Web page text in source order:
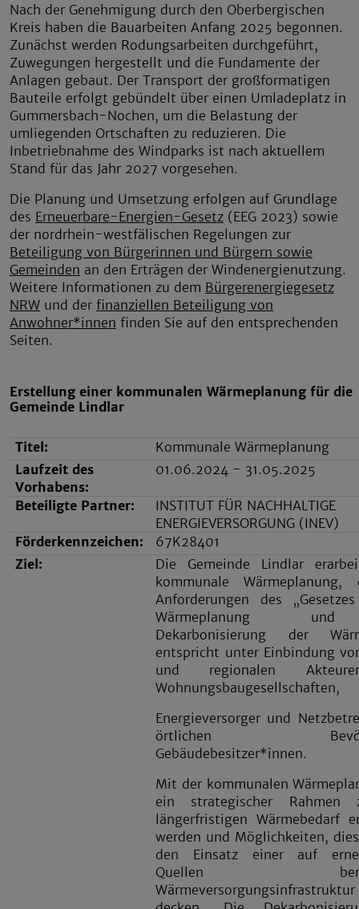
Nach der Genehmigung durch den Oberbergischen
Kreis haben die Bauarbeiten Anfang 2025 begonnen.
Zunächst werden Rodungsarbeiten durchgeführt,
Zuwegungen hergestellt und die Fundamente der
Anlagen gebaut. Der Transport der großformatigen
Bauteile erfolgt gebündelt über einen Umladeplatz in
Gummersbach-Nochen, um die Belastung der
umliegenden Ortschaften zu reduzieren. Die
Inbetriebnahme des Windparks ist nach aktuellem
Stand für das Jahr 2027 vorgesehen.
Die Planung und Umsetzung erfolgen auf Grundlage
des Erneuerbare-Energien-Gesetz (EEG 2023) sowie
der nordrhein-westfälischen Regelungen zur
Beteiligung von Bürgerinnen und Bürgern sowie
Gemeinden an den Erträgen der Windenergienutzung.
Weitere Informationen zu dem Bürgerenergiegesetz
NRW und der finanziellen Beteiligung von
Anwohner*innen finden Sie auf den entsprechenden
Seiten.
Erstellung einer kommunalen Wärmeplanung für die
Gemeinde Lindlar
Titel:
Kommunale Wärmeplanung
Laufzeit des
Vorhabens:
01.06.2024 - 31.05.2025
Beteiligte Partner:
INSTITUT FÜR NACHHALTIGE
ENERGIEVERSORGUNG (INEV)
Förderkennzeichen:
67K28401
Ziel:
Die Gemeinde Lindlar
kommunale
Anforderungen des
Wärmeplanung
Dekarbonisierung der
entspricht unter Einbindung
und regionalen
Wohnungsbaugesellschaften,
Energieversorger und
örtlichen
Gebäudebesitzer*innen.
Mit der kommunalen
ein strategischer Rahmen
längerfristigen Wärmebedarf
werden und Möglichkeiten,
den Einsatz einer auf
Quellen